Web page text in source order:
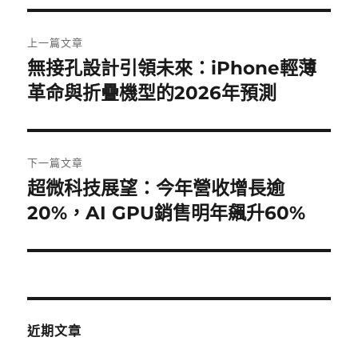
章
導
覽
上一篇文章
上
一
文
章:
無接孔設計引領未來：iPhone輕薄
革命與折疊機型的2026年預測
下一篇文章
下
一
文
超微科技展望：今年營收增長逾
20%，AI GPU銷售明年飆升60%
近期文章